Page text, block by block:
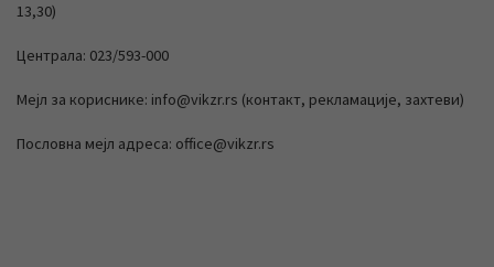
13,30)
Централа: 023/593-000
Мејл за кориснике: info@vikzr.rs (контакт, рекламације, захтеви)
Пословна мејл адреса: office@vikzr.rs